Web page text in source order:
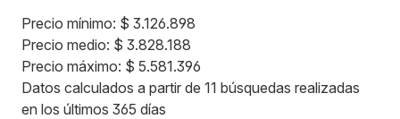
Precio mínimo: $ 3.126.898
Precio medio: $ 3.828.188
Precio máximo: $ 5.581.396
Datos calculados a partir de 11 búsquedas realizadas
en los últimos 365 días